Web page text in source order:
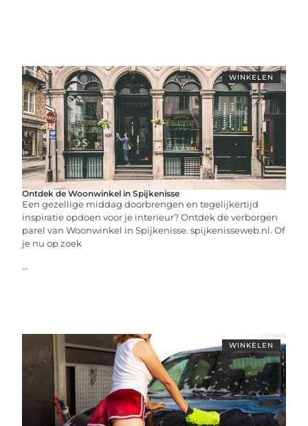
WINKELEN
Ontdek de Woonwinkel in Spijkenisse
Een gezellige middag doorbrengen en tegelijkertijd
inspiratie opdoen voor je interieur? Ontdek de verborgen
parel van Woonwinkel in Spijkenisse. spijkenisseweb.nl. Of
je nu op zoek
...
WINKELEN